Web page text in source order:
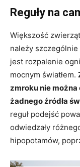
Reguły na
Większość
należy szczególnie
jest rozpalenie
mocnym światłem.
zmroku nie
żadnego źródła
reguł podejść
odwiedzały
hipopotamów,